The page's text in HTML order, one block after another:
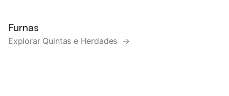
Furnas
Explorar Quintas e Herdades →